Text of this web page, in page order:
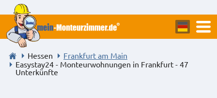
Hessen
Frankfurt am Main
Easystay24 - Monteurwohnungen in Frankfurt - 47
Unterkünfte